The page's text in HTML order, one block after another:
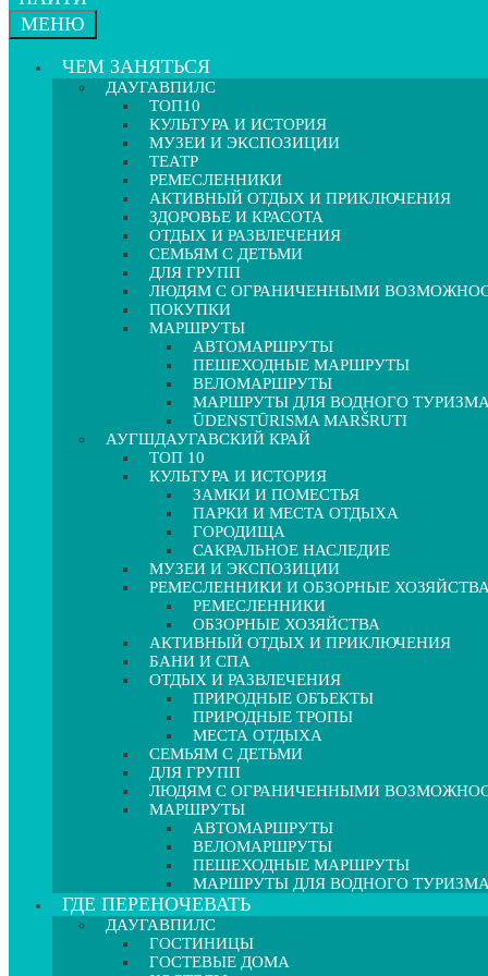
МЕНЮ
ЧЕМ ЗАНЯТЬСЯ
ДАУГАВПИЛС
ТОП10
КУЛЬТУРА И ИСТОРИЯ
МУЗЕИ И ЭКСПОЗИЦИИ
ТЕАТР
РЕМЕСЛЕННИКИ
АКТИВНЫЙ ОТДЫХ И ПРИКЛЮЧЕНИЯ
ЗДОРОВЬЕ И КРАСОТА
ОТДЫХ И РАЗВЛЕЧЕНИЯ
СЕМЬЯМ С ДЕТЬМИ
ДЛЯ ГРУПП
ЛЮДЯМ С ОГРАНИЧЕННЫМИ
ПОКУПКИ
МАРШРУТЫ
АВТОМАРШРУТЫ
ПЕШЕХОДНЫЕ МАРШРУТЫ
ВЕЛОМАРШРУТЫ
МАРШРУТЫ ДЛЯ ВОДНОГО ТУРИЗМА
ŪDENSTŪRISMA MARŠRUTI
АУГШДАУГАВСКИЙ КРАЙ
ТОП 10
КУЛЬТУРА И ИСТОРИЯ
ЗАМКИ И ПОМЕСТЬЯ
ПАРКИ И МЕСТА ОТДЫХА
ГОРОДИЩА
САКРАЛЬНОЕ НАСЛЕДИЕ
МУЗЕИ И ЭКСПОЗИЦИИ
РЕМЕСЛЕННИКИ И ОБЗОРНЫЕ ХОЗЯЙСТВА
РЕМЕСЛЕННИКИ
ОБЗОРНЫЕ ХОЗЯЙСТВА
АКТИВНЫЙ ОТДЫХ И ПРИКЛЮЧЕНИЯ
БАНИ И СПА
ОТДЫХ И РАЗВЛЕЧЕНИЯ
ПРИРОДНЫЕ ОБЪЕКТЫ
ПРИРОДНЫЕ ТРОПЫ
МЕСТА ОТДЫХА
СЕМЬЯМ С ДЕТЬМИ
ДЛЯ ГРУПП
ЛЮДЯМ С ОГРАНИЧЕННЫМИ
МАРШРУТЫ
АВТОМАРШРУТЫ
ВЕЛОМАРШРУТЫ
ПЕШЕХОДНЫЕ МАРШРУТЫ
МАРШРУТЫ ДЛЯ ВОДНОГО ТУРИЗМА
ГДЕ ПЕРЕНОЧЕВАТЬ
ДАУГАВПИЛС
ГОСТИНИЦЫ
ГОСТЕВЫЕ ДОМА